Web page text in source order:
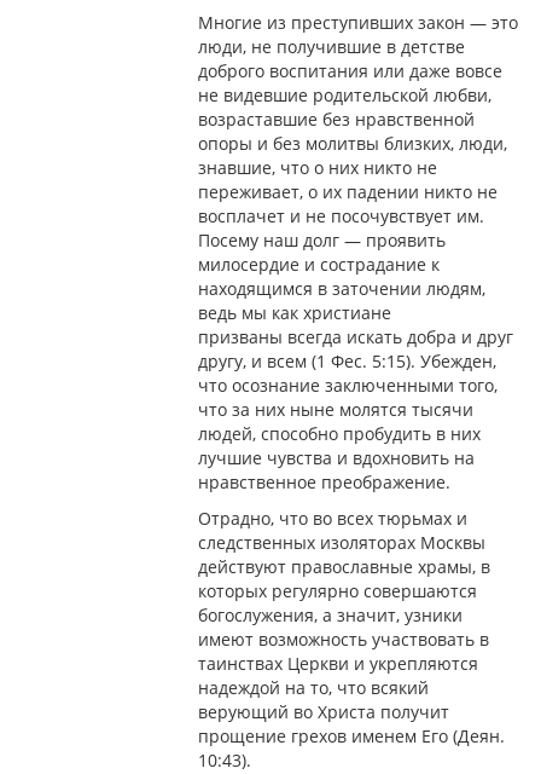
Многие из преступивших закон — это
люди, не получившие в детстве
доброго воспитания или даже вовсе
не видевшие родительской любви,
возраставшие без нравственной
опоры и без молитвы близких, люди,
знавшие, что о них никто не
переживает, о их падении никто не
восплачет и не посочувствует им.
Посему наш долг — проявить
милосердие и сострадание к
находящимся в заточении людям,
ведь мы как христиане
призваны всегда искать добра и друг
другу, и всем (1 Фес. 5:15). Убежден,
что осознание заключенными того,
что за них ныне молятся тысячи
людей, способно пробудить в них
лучшие чувства и вдохновить на
нравственное преображение.
Отрадно, что во всех тюрьмах и
следственных изоляторах Москвы
действуют православные храмы, в
которых регулярно совершаются
богослужения, а значит, узники
имеют возможность участвовать в
таинствах Церкви и укрепляются
надеждой на то, что всякий
верующий во Христа получит
прощение грехов именем Его (Деян.
10:43).